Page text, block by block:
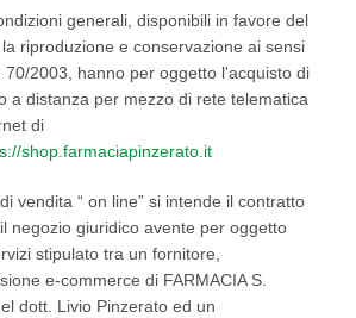
generali, disponibili in favore del
riproduzione e conservazione ai sensi
70/2003, hanno per oggetto l'acquisto di
a distanza per mezzo di rete telematica
di
shop.farmaciapinzerato.it
vendita “ on line” si intende il contratto
negozio giuridico avente per oggetto
stipulato tra un fornitore,
e-commerce di FARMACIA S.
dott. Livio Pinzerato ed un